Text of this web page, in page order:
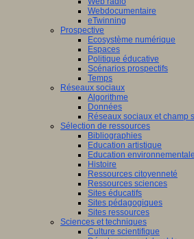
Webdocumentaire
eTwinning
Prospective
Ecosystème numérique
Espaces
Politique éducative
Scénarios prospectifs
Temps
Réseaux sociaux
Algorithme
Données
Réseaux sociaux et champ
Sélection de ressources
Bibliographies
Education artistique
Education environnementale
Histoire
Ressources citoyenneté
Ressources sciences
Sites éducatifs
Sites pédagogiques
Sites ressources
Sciences et techniques
Culture scientifique